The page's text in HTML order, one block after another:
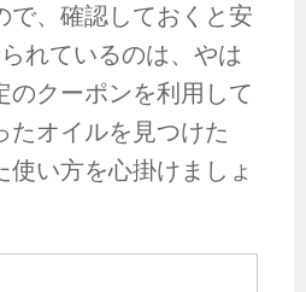
で、確認しておくと安
れているのは、やは
のクーポンを利用して
たオイルを見つけた
い方を心掛けましょ